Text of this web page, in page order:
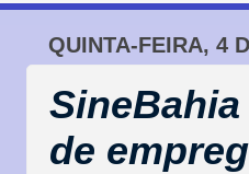
QUINTA-FEIRA, 4
de